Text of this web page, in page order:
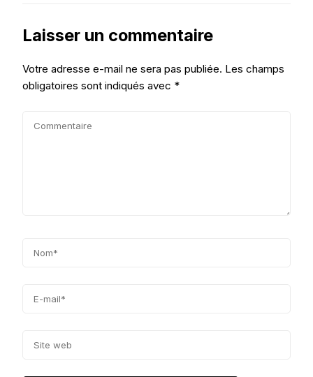
Laisser un commentaire
Votre adresse e-mail ne sera pas publiée. Les champs
obligatoires sont indiqués avec *